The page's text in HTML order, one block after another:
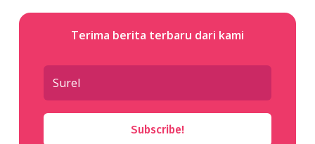
Terima berita terbaru dari kami
Subscribe!